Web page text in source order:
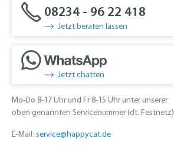
08234 - 96 22 418
Jetzt beraten lassen
Jetzt chatten
Mo-Do 8-17 Uhr und Fr 8-15 Uhr unter unserer
oben genannten Servicenummer (dt. Festnetz)
E-Mail: service@happycat.de